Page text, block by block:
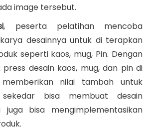
image tersebut.
, peserta pelatihan mencoba
desainnya untuk di terapkan
seperti kaos, mug, Pin. Dengan
desain kaos, mug, dan pin di
nilai tambah untuk
bisa membuat desain
juga bisa mengimplementasikan